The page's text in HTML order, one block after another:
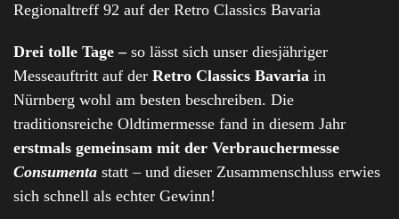
Regionaltreff 92 auf der Retro Classics Bavaria
Drei tolle Tage –so lässt sich unser diesjähriger
Messeauftritt auf der Retro Classics Bavaria in
Nürnberg wohl am besten beschreiben. Die
traditionsreiche Oldtimermesse fand in diesem Jahr
erstmals gemeinsam mit der Verbrauchermesse
Consumenta statt – und dieser Zusammenschluss erwies
sich schnell als echter Gewinn!